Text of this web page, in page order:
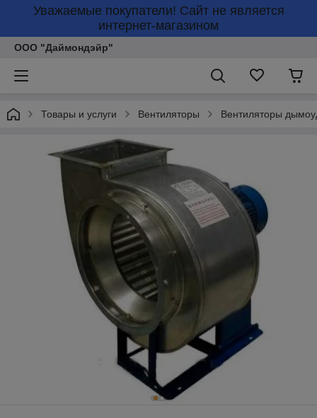
Уважаемые покупатели! Сайт не является
интернет-магазином
ООО "Даймондэйр"
Товары и услуги Вентиляторы Вентиляторы